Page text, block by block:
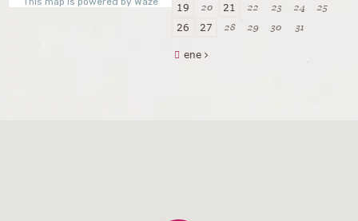
19 20 21 22 23 24 25
26 27 28 29 30 31
ene